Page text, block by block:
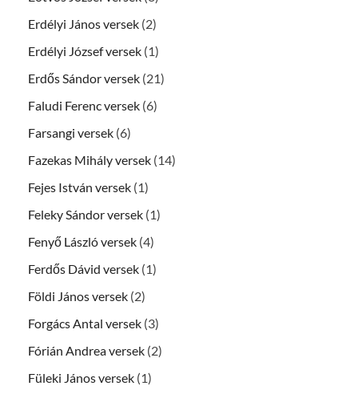
Erdélyi János versek (2)
Erdélyi József versek (1)
Erdős Sándor versek (21)
Faludi Ferenc versek (6)
Farsangi versek (6)
Fazekas Mihály versek (14)
Fejes István versek (1)
Feleky Sándor versek (1)
Fenyő László versek (4)
Ferdős Dávid versek (1)
Földi János versek (2)
Forgács Antal versek (3)
Fórián Andrea versek (2)
Füleki János versek (1)